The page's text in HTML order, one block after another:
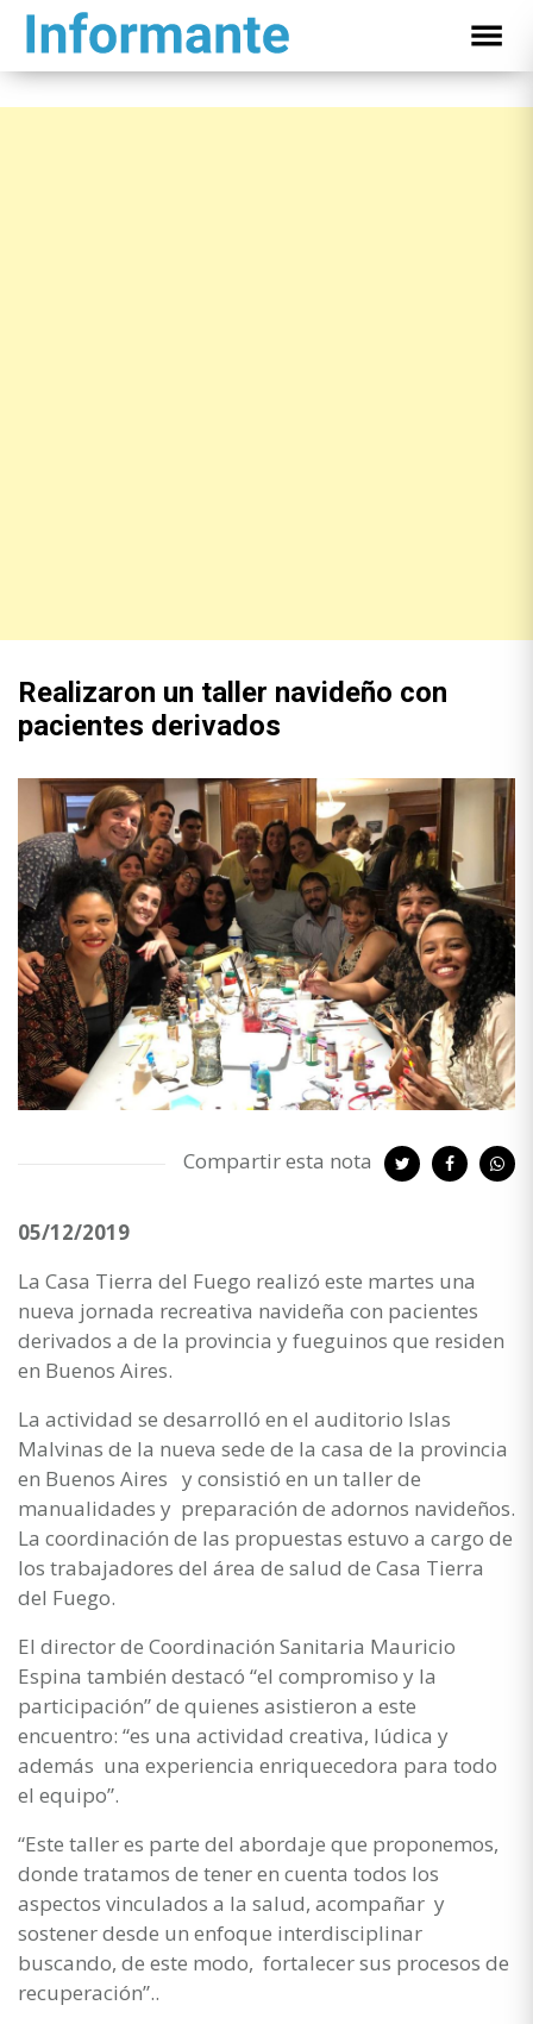
Realizaron un taller navideño con
pacientes derivados
Compartir esta nota
05/12/2019
La Casa Tierra del Fuego realizó este martes una
nueva jornada recreativa navideña con pacientes
derivados a de la provincia y fueguinos que residen
en Buenos Aires.
La actividad se desarrolló en el auditorio Islas
Malvinas de la nueva sede de la casa de la provincia
en Buenos Aires y consistió en un taller de
manualidades y preparación de adornos navideños.
La coordinación de las propuestas estuvo a cargo de
los trabajadores del área de salud de Casa Tierra
del Fuego.
El director de Coordinación Sanitaria Mauricio
Espina también destacó “el compromiso y la
participación” de quienes asistieron a este
encuentro: “es una actividad creativa, lúdica y
además una experiencia enriquecedora para todo
el equipo”.
“Este taller es parte del abordaje que proponemos,
donde tratamos de tener en cuenta todos los
aspectos vinculados a la salud, acompañar y
sostener desde un enfoque interdisciplinar
buscando, de este modo, fortalecer sus procesos de
recuperación”..